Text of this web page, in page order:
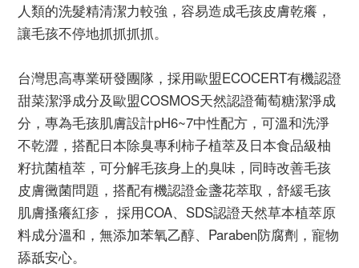
人類的洗髮精清潔力較強，容易造成毛孩皮膚乾癢，
讓毛孩不停地抓抓抓抓。
台灣思高專業研發團隊，採用歐盟ECOCERT有機認證
甜菜潔淨成分及歐盟COSMOS天然認證葡萄糖潔淨成
分，專為毛孩肌膚設計pH6~7中性配方，可溫和洗淨
不乾澀，搭配日本除臭專利柿子植萃及日本食品級柚
籽抗菌植萃，可分解毛孩身上的臭味，同時改善毛孩
皮膚黴菌問題，搭配有機認證金盞花萃取，舒緩毛孩
肌膚搔癢紅疹， 採用COA、SDS認證天然草本植萃原
料成分溫和，無添加苯氧乙醇、Paraben防腐劑，寵物
舔舐安心。